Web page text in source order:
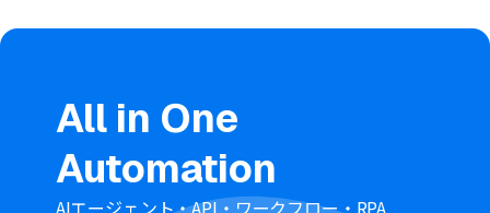
Microsoft Excelへの情報追加の際に、どの列にどの情報
■注意事項
Microsoft ExcelとYoomを連携してください。。
ダウンロード可能なファイル容量は最大300MBまでで
す。アプリの仕様によっては300MB未満になる可能性が
All in One
Automation
AIエージェント・API・ワークフロー・RPA